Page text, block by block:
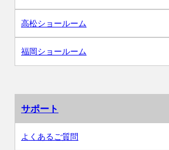
高松ショールーム
福岡ショールーム
サポート
よくあるご質問